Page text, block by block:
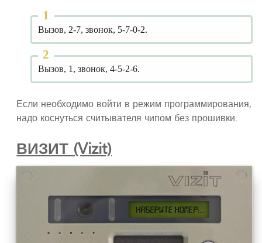
Вызов, 2-7, звонок, 5-7-0-2.
Вызов, 1, звонок, 4-5-2-6.
Если необходимо войти в режим программирования,
надо коснуться считывателя чипом без прошивки.
ВИЗИТ (Vizit)